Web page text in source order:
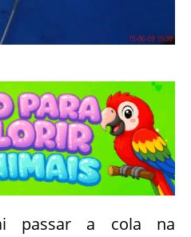
passar a cola na